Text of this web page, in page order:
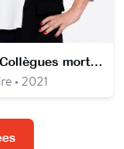
Snapped : Collègues mortels
• 2021